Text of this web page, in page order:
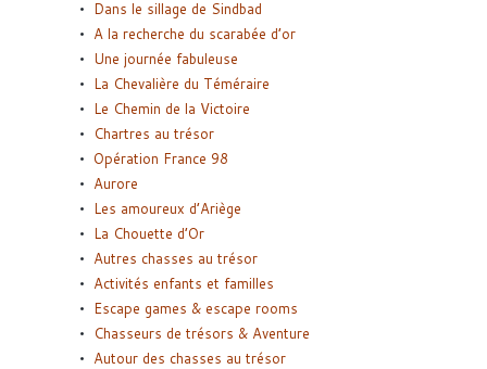
Dans le sillage de Sindbad
A la recherche du scarabée d’or
Une journée fabuleuse
La Chevalière du Téméraire
Le Chemin de la Victoire
Chartres au trésor
Opération France 98
Aurore
Les amoureux d’Ariège
La Chouette d’Or
Autres chasses au trésor
Activités enfants et familles
Escape games & escape rooms
Chasseurs de trésors & Aventure
Autour des chasses au trésor